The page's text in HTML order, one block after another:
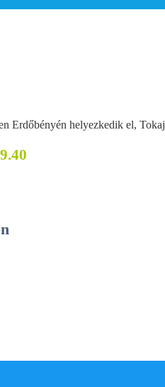
Erdőbényén helyezkedik el,